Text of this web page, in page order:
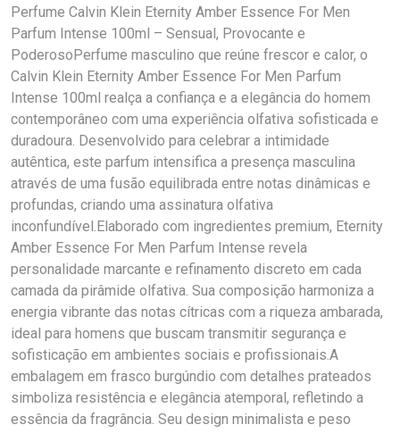
Perfume Calvin Klein Eternity Amber Essence For Men
Parfum Intense 100ml – Sensual, Provocante e
PoderosoPerfume masculino que reúne frescor e calor, o
Calvin Klein Eternity Amber Essence For Men Parfum
Intense 100ml realça a confiança e a elegância do homem
contemporâneo com uma experiência olfativa sofisticada e
duradoura. Desenvolvido para celebrar a intimidade
autêntica, este parfum intensifica a presença masculina
através de uma fusão equilibrada entre notas dinâmicas e
profundas, criando uma assinatura olfativa
inconfundível.Elaborado com ingredientes premium, Eternity
Amber Essence For Men Parfum Intense revela
personalidade marcante e refinamento discreto em cada
camada da pirâmide olfativa. Sua composição harmoniza a
energia vibrante das notas cítricas com a riqueza ambarada,
ideal para homens que buscam transmitir segurança e
sofisticação em ambientes sociais e profissionais.A
embalagem em frasco burgúndio com detalhes prateados
simboliza resistência e elegância atemporal, refletindo a
essência da fragrância. Seu design minimalista e peso